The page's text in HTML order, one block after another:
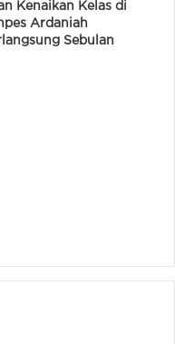
Kenaikan Kelas di
Ardaniah
Sebulan